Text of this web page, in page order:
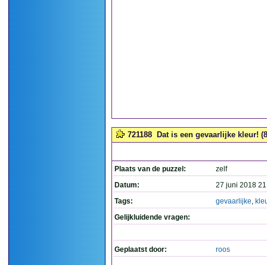
721188 Dat is een gevaarlijke kleur!
Plaats van de puzzel:
zelf
Datum:
27 juni 2018
Tags:
gevaarlijke,
Gelijkluidende vragen:
Geplaatst door: roos